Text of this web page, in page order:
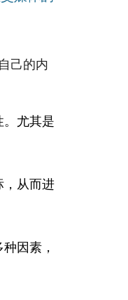
己的内
。尤其是
，从而进
因素，